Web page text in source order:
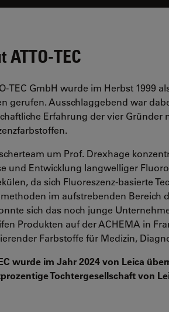
ATTO-TEC
TEC GmbH wurde im Herbst 1999
gerufen. Ausschlaggebend war
Erfahrung der vier Gründer
um Prof. Drexhage
und Entwicklung langwelliger
da sich Fluoreszenz-basierte
im aufstrebenden Bereich
sich das noch junge
Produkten auf der ACHEMA in
Farbstoffe für Medizin,
wurde im Jahr 2024 von Leica
Tochtergesellschaft von